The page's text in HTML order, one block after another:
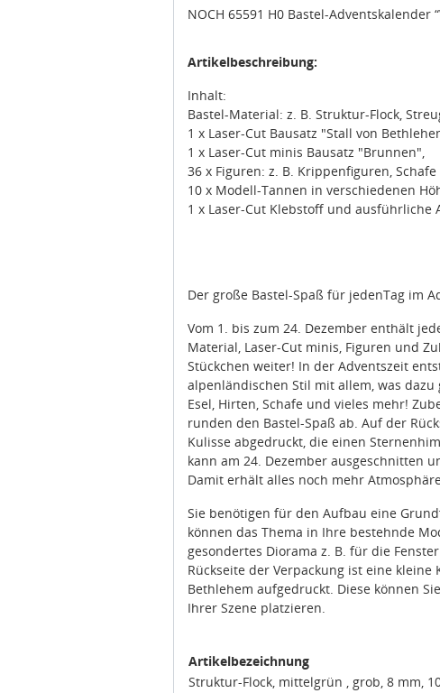
NOCH 65591 H0 Bastel-Adventskalender
Artikelbeschreibung:
Inhalt:
Bastel-Material: z. B. Struktur-Flock,
1 x Laser-Cut Bausatz "Stall von
1 x Laser-Cut minis Bausatz "Brunnen",
36 x Figuren: z. B. Krippenfiguren,
10 x Modell-Tannen in verschiedenen
1 x Laser-Cut Klebstoff und ausführliche
Der große Bastel-Spaß für jedenTag im
Vom 1. bis zum 24. Dezember enthält
Material, Laser-Cut minis, Figuren und
Stückchen weiter! In der Adventszeit
alpenländischen Stil mit allem, was dazu
Esel, Hirten, Schafe und vieles mehr!
runden den Bastel-Spaß ab. Auf der
Kulisse abgedruckt, die einen
kann am 24. Dezember ausgeschnitten
Damit erhält alles noch mehr
Sie benötigen für den Aufbau eine
können das Thema in Ihre bestehnde
gesondertes Diorama z. B. für die
Rückseite der Verpackung ist eine
Bethlehem aufgedruckt. Diese können
Ihrer Szene platzieren.
Artikelbezeichnung
Struktur-Flock, mittelgrün , grob, 8 mm,